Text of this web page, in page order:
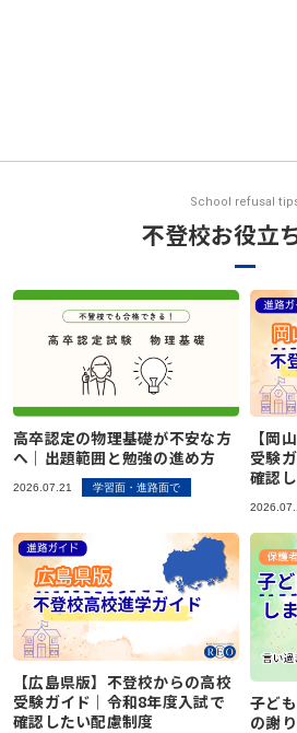
School refusal
不登校お役立
高卒認定の物理基礎が不安な方
へ｜出題範囲と勉強の進め方
2026.07.21 学習面・進路面で
【岡
受験
確認
【広島県版】不登校からの高校
受験ガイド｜令和8年度入試で
確認したい配慮制度
子ど
の謝